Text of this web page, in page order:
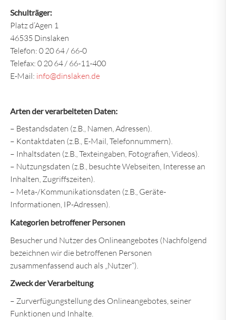
Schulträger:
Platz d’Agen 1
46535 Dinslaken
Telefon: 0 20 64 / 66-0
Telefax: 0 20 64 / 66-11-400
E-Mail: info@dinslaken.de
Arten der verarbeiteten Daten:
– Bestandsdaten (z.B., Namen, Adressen).
– Kontaktdaten (z.B., E-Mail, Telefonnummern).
– Inhaltsdaten (z.B., Texteingaben, Fotografien, Videos).
– Nutzungsdaten (z.B., besuchte Webseiten, Interesse an
Inhalten, Zugriffszeiten).
– Meta-/Kommunikationsdaten (z.B., Geräte-
Informationen, IP-Adressen).
Kategorien betroffener Personen
Besucher und Nutzer des Onlineangebotes (Nachfolgend
bezeichnen wir die betroffenen Personen
zusammenfassend auch als „Nutzer“).
Zweck der Verarbeitung
– Zurverfügungstellung des Onlineangebotes, seiner
Funktionen und Inhalte.